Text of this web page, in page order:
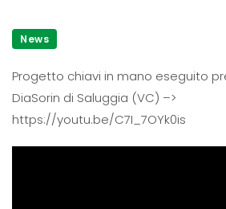
News
Progetto chiavi in mano eseguito
DiaSorin di Saluggia (VC) –>
https://youtu.be/C7I_7OYk0is